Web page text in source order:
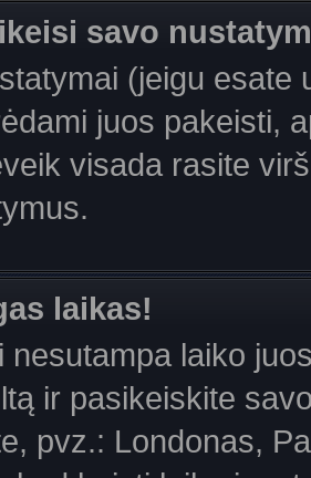
savo
(jeigu
juos pakeisti,
visada rasite
laikas!
nesutampa laiko
ir pasikeiskite
pvz.: Londonas,